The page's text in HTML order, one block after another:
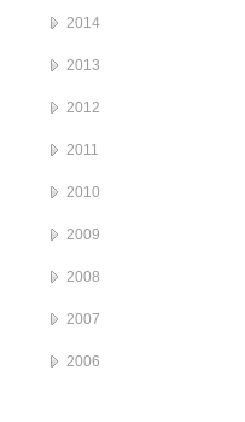
2014
2013
2012
2011
2010
2009
2008
2007
2006